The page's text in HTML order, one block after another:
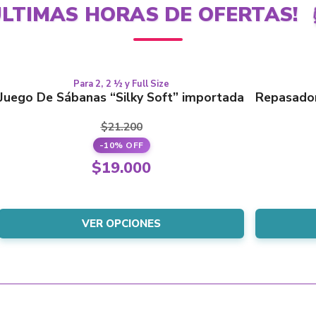
HORAS DE OFERTAS!
ÚLTIMAS!
Para 2, 2 ½ y Full Size
De Sábanas “Silky Soft” importada
$21.200
-10% OFF
El
original
era:
$21.200.
$19.000
precio
actual
VER OPCIONES
Este
producto
varias
variantes.
Las
pueden
elegir
en
del
PURO